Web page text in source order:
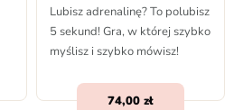
Lubisz adrenalinę? To polubisz
5 sekund! Gra, w której szybko
myślisz i szybko mówisz!
74,00